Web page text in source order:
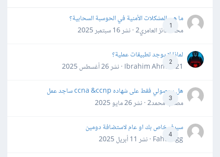
1
ما هي المشكلات الأمنية في الحوسبة السحابية؟
محمد فائز العامري2 · نشر
16 سبتمبر 2025
2
لماذا لا يوجد تطبيقات عملية؟
Ibrahim Ahmed21 · نشر
26 أغسطس 2025
3
هل بحصولي فقط على شهاده ccna &ccnp ساجد عمل
مصعب محمد2 · نشر
26 مايو 2025
4
سيرفر خاص بك او عام لاستضافة دومين
Fahd Ggg · نشر
11 أبريل 2025